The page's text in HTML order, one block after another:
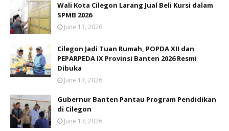
Wali Kota Cilegon Larang Jual Beli Kursi dalam
SPMB 2026
June 13, 2026
Cilegon Jadi Tuan Rumah, POPDA XII dan
PEPARPEDA IX Provinsi Banten 2026 Resmi
Dibuka
June 13, 2026
Gubernur Banten Pantau Program Pendidikan
di Cilegon
June 13, 2026